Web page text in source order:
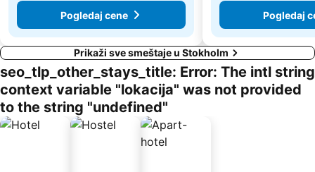
Pogledaj cene
Pogledaj
Prikaži sve smeštaje u Stokholm
seo_tlp_other_stays_title: Error: The intl string
context variable "lokacija" was not provided
to the string "undefined"